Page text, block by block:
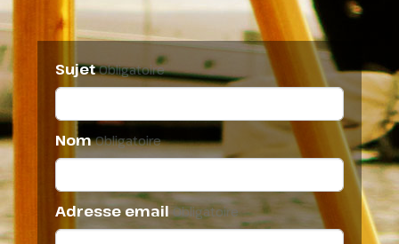
SujetObligatoire
NomObligatoire
Adresse emailObligatoire